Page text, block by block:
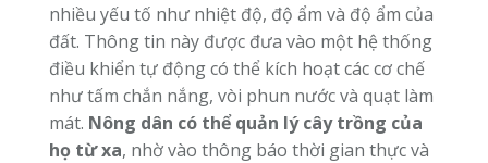
nhiều yếu tố như nhiệt độ, độ ẩm và độ ẩm của
đất. Thông tin này được đưa vào một hệ thống
điều khiển tự động có thể kích hoạt các cơ chế
như tấm chắn nắng, vòi phun nước và quạt làm
mát. Nông dân có thể quản lý cây trồng của
họ từ xa, nhờ vào thông báo thời gian thực và